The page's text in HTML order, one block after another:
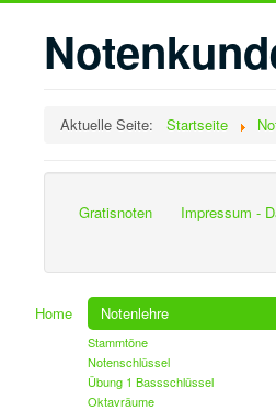
Aktuelle Seite: Startseite
Gratisnoten Impressum -
Home Notenlehre
Stammtöne
Notenschlüssel
Übung 1 Bassschlüssel
Oktavräume